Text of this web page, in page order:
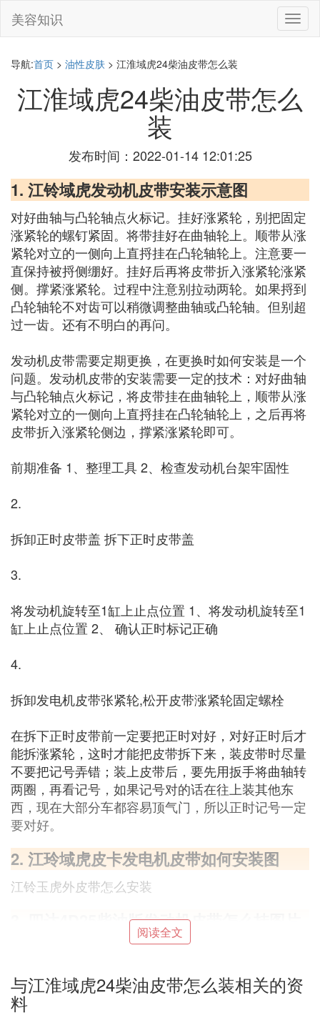
切
换
美容知识
导航:首页 > 油性皮肤 > 江淮域虎24柴油皮带怎么装
江淮域虎24柴油皮带怎么
装
发布时间：2022-01-14 12:01:25
1. 江铃域虎发动机皮带安装示意图
对好曲轴与凸轮轴点火标记。挂好涨紧轮，别把固定
涨紧轮的螺钉紧固。将带挂好在曲轴轮上。顺带从涨
紧轮对立的一侧向上直捋挂在凸轮轴轮上。注意要一
直保持被捋侧绷好。挂好后再将皮带折入涨紧轮涨紧
侧。撑紧涨紧轮。过程中注意别拉动两轮。如果捋到
凸轮轴轮不对齿可以稍微调整曲轴或凸轮轴。但别超
过一齿。还有不明白的再问。
发动机皮带需要定期更换，在更换时如何安装是一个
问题。发动机皮带的安装需要一定的技术：对好曲轴
与凸轮轴点火标记，将皮带挂在曲轴轮上，顺带从涨
紧轮对立的一侧向上直捋挂在凸轮轴轮上，之后再将
皮带折入涨紧轮侧边，撑紧涨紧轮即可。
前期准备 1、整理工具 2、检查发动机台架牢固性
2.
拆卸正时皮带盖 拆下正时皮带盖
3.
将发动机旋转至1缸上止点位置 1、将发动机旋转至1
缸上止点位置 2、 确认正时标记正确
4.
拆卸发电机皮带张紧轮,松开皮带涨紧轮固定螺栓
在拆下正时皮带前一定要把正时对好，对好正时后才
能拆涨紧轮，这时才能把皮带拆下来，装皮带时尽量
不要把记号弄错；装上皮带后，要先用扳手将曲轴转
两圈，再看记号，如果记号对的话在往上装其他东
西，现在大部分车都容易顶气门，所以正时记号一定
要对好。
2. 江玲域虎皮卡发电机皮带如何安装图
江铃玉虎外皮带怎么安装
3. 四达4D25柴油版发动机皮带怎么挂图片
挂四达4D25柴油版发动机皮带，先将发动机皮带轮
的操作步骤如下：
1、先将发动机皮带轮安装上。
阅读全文
与江淮域虎24柴油皮带怎么装相关的资
料